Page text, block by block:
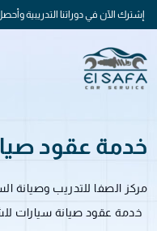
إشترك الآن في دوراتنا التدريبية
خدمة عقود
مركز الصفا للتدريب وصيانة
خدمة عقود صيانة سيارات